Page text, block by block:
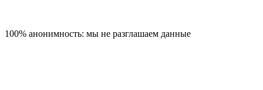
100% анонимность: мы не разглашаем данные